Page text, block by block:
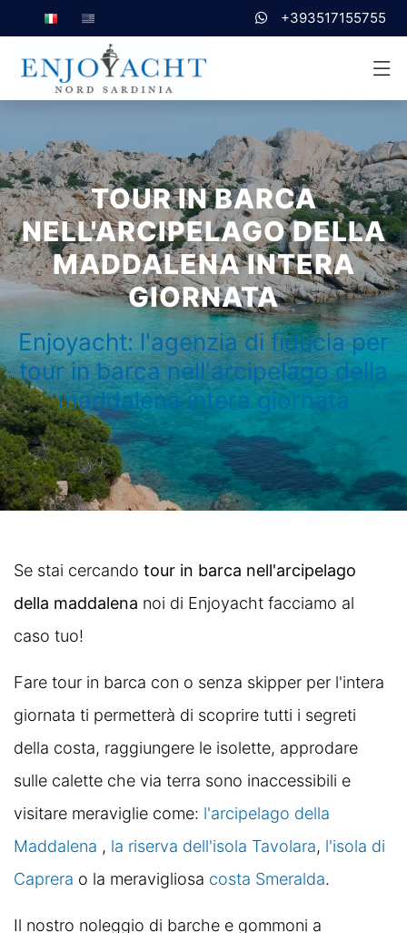
+393517155755
TOUR IN BARCA
NELL'ARCIPELAGO DELLA
MADDALENA INTERA
GIORNATA
Enjoyacht: l'agenzia di fiducia per
tour in barca nell'arcipelago della
maddalena intera giornata
Se stai cercando tour in barca nell'arcipelago
della maddalena noi di Enjoyacht facciamo al
caso tuo!
Fare tour in barca con o senza skipper per l'intera
giornata ti permetterà di scoprire tutti i segreti
della costa, raggiungere le isolette, approdare
sulle calette che via terra sono inaccessibili e
visitare meraviglie come: l'arcipelago della
Maddalena , la riserva dell'isola Tavolara, l'isola di
Caprera o la meravigliosa costa Smeralda.
Il nostro noleggio di barche e gommoni a